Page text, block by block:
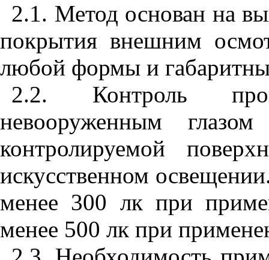
2.1. Метод основан на
покрытия внешним
любой формы и
2.2. Контроль
невооруженным
контролируемой
искусственном
менее 300 лк при
менее 500 лк при